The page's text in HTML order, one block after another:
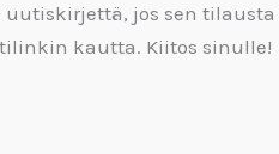
jos sen tilausta
kautta. Kiitos sinulle!